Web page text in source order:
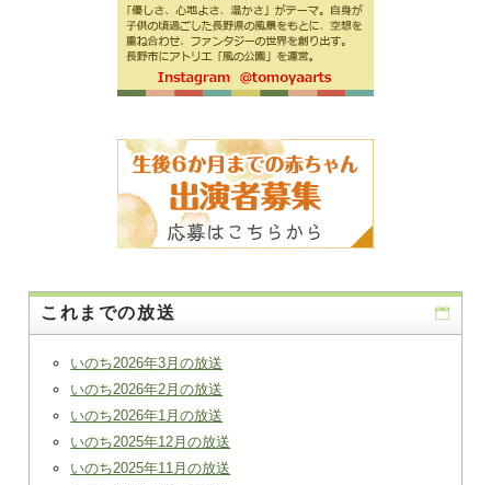
これまでの放送
いのち2026年3月の放送
いのち2026年2月の放送
いのち2026年1月の放送
いのち2025年12月の放送
いのち2025年11月の放送